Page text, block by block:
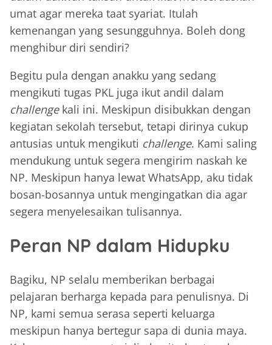
umat agar mereka taat syariat. Itulah
kemenangan yang sesungguhnya. Boleh dong
menghibur diri sendiri?
Begitu pula dengan anakku yang sedang
mengikuti tugas PKL juga ikut andil dalam
challengekali ini. Meskipun disibukkan dengan
kegiatan sekolah tersebut, tetapi dirinya cukup
antusias untuk mengikuti challenge. Kami saling
mendukung untuk segera mengirim naskah ke
NP. Meskipun hanya lewat WhatsApp, aku tidak
bosan-bosannya untuk mengingatkan dia agar
segera menyelesaikan tulisannya.
Peran NP dalam Hidupku
Bagiku, NP selalu memberikan berbagai
pelajaran berharga kepada para penulisnya. Di
NP, kami semua serasa seperti keluarga
meskipun hanya bertegur sapa di dunia maya.